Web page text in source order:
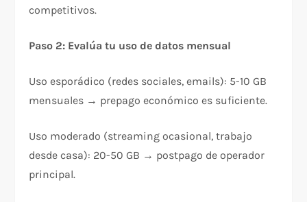
competitivos.
Paso 2: Evalúa tu uso de datos mensual
Uso esporádico (redes sociales, emails): 5-10 GB
mensuales → prepago económico es suficiente.
Uso moderado (streaming ocasional, trabajo
desde casa): 20-50 GB → postpago de operador
principal.